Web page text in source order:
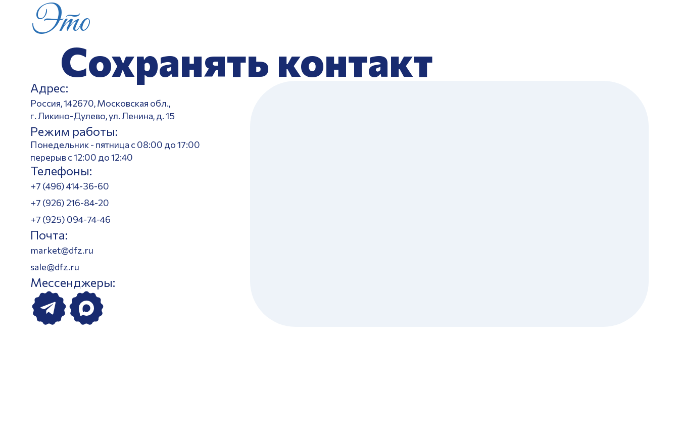
Это
Сохранять контакт
Адрес:
Россия, 142670, Московская обл.,
г. Ликино-Дулево, ул. Ленина, д. 15
Режим работы:
Понедельник - пятница с 08:00 до 17:00
перерыв с 12:00 до 12:40
Телефоны:
+7 (496) 414-36-60
+7 (926) 216-84-20
+7 (925) 094-74-46
Почта:
market@dfz.ru
sale@dfz.ru
Мессенджеры: